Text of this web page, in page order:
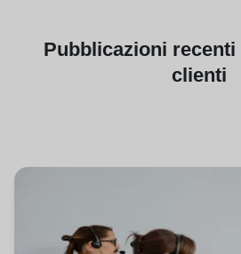
Pubblicazioni recenti
clienti